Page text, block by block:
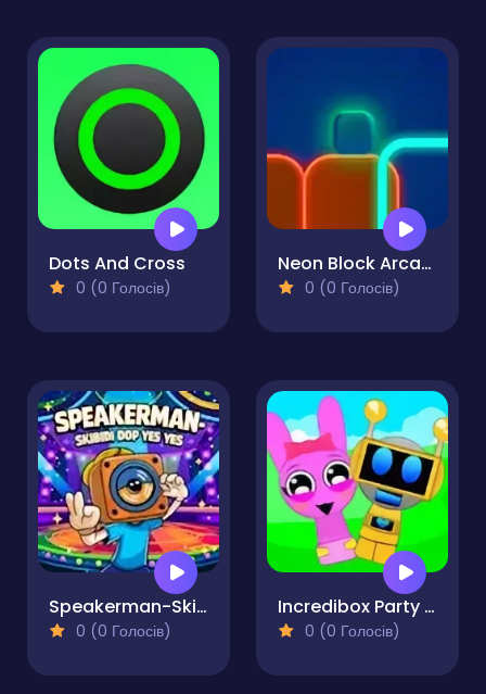
Dots And Cross
0 (0 Голосів)
Neon Block Arcade
0 (0 Голосів)
Speakerman-Skibidi Dop Yes Yes
0 (0 Голосів)
Incredibox Party Frozen Sprunki Beat
0 (0 Голосів)